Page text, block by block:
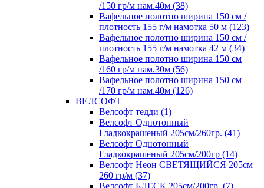
/150 гр/м нам.40м (38)
Вафельное полотно ширина 150 см /
плотность 155 г/м намотка 50 м (123)
Вафельное полотно ширина 150 см /
плотность 155 г/м намотка 42 м (34)
Вафельное полотно ширина 150 см
/160 гр/м нам.30м (56)
Вафельное полотно ширина 150 см
/170 гр/м нам.40м (126)
ВЕЛСОФТ
Велсофт тедди (1)
Велсофт Однотонный
Гладкокрашеный 205см/260гр. (41)
Велсофт Однотонный
Гладкокрашеный 205см/200гр (14)
Велсофт Неон СВЕТЯЩИЙСЯ 205см
260 гр/м (37)
Велсофт БЛЕСК 205см/200гр. (7)